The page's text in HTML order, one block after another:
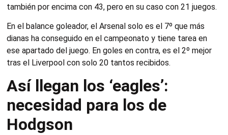
también por encima con 43, pero en su caso con 21 juegos.
En el balance goleador, el Arsenal solo es el 7º que más
dianas ha conseguido en el campeonato y tiene tarea en
ese apartado del juego. En goles en contra, es el 2º mejor
tras el Liverpool con solo 20 tantos recibidos.
Así llegan los ‘eagles’:
necesidad para los de
Hodgson